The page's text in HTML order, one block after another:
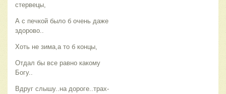
стервецы,
А с печкой было б очень даже
здорово..
Хоть не зима,а то б концы,
Отдал бы все равно какому
Богу..
Вдруг слышу..на дороге..трах-